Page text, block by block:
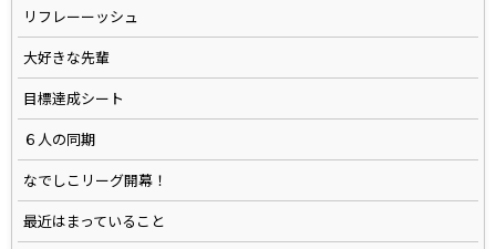
リフレーーッシュ
大好きな先輩
目標達成シート
６人の同期
なでしこリーグ開幕！
最近はまっていること